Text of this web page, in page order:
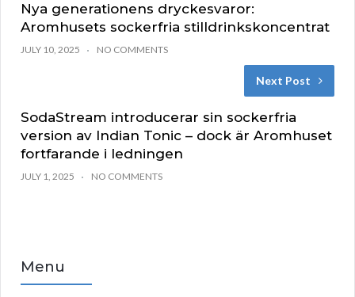
Nya generationens dryckesvaror:
Aromhusets sockerfria stilldrinkskoncentrat
JULY 10, 2025 NO COMMENTS
Next Post
SodaStream introducerar sin sockerfria
version av Indian Tonic – dock är Aromhuset
fortfarande i ledningen
JULY 1, 2025 NO COMMENTS
Menu